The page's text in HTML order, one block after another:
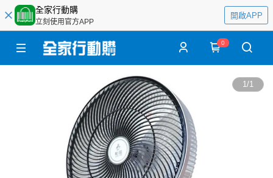
全家行動購
立刻使用官方APP
開啟APP
0
1/1